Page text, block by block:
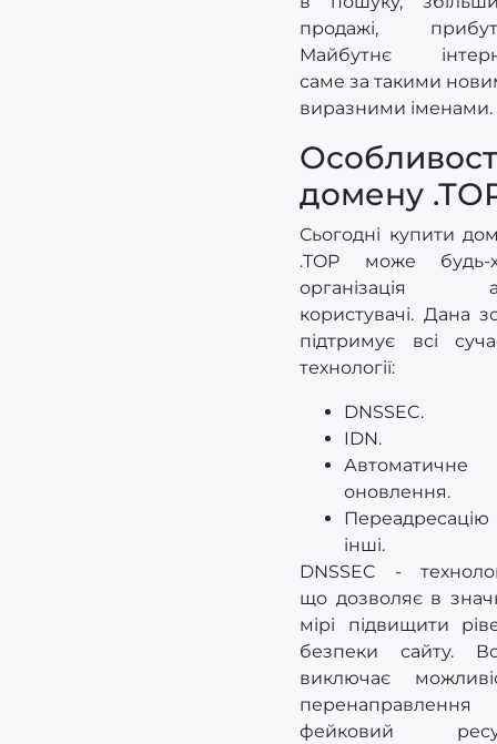
продажі,
Майбутнє
саме за такими
виразними іменами.
домену
Сьогодні купити
.TOP може будь-
організація
користувачі. Дана
підтримує всі
технології:
DNSSEC.
IDN.
Автоматичне
оновлення.
інші.
DNSSEC -
що дозволяє в
мірі підвищити
безпеки сайту.
виключає
перенаправлення
фейковий